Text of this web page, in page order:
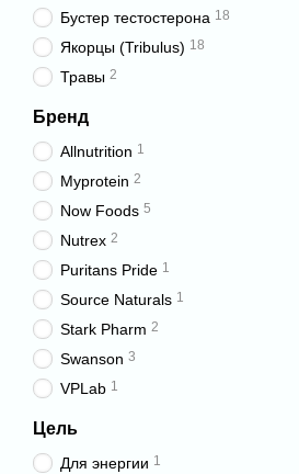
Бустер тестостерона 18
Якорцы (Tribulus) 18
Травы 2
Бренд
Allnutrition 1
Myprotein 2
Now Foods 5
Nutrex 2
Puritans Pride 1
Source Naturals 1
Stark Pharm 2
Swanson 3
VPLab 1
Цель
Для энергии 1